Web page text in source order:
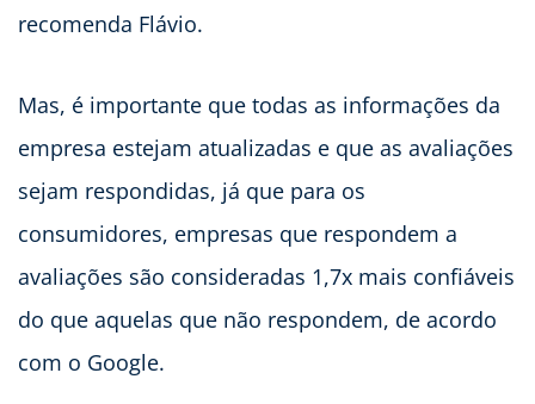
recomenda Flávio.
Mas, é importante que todas as informações da
empresa estejam atualizadas e que as avaliações
sejam respondidas, já que para os
consumidores, empresas que respondem a
avaliações são consideradas 1,7x mais confiáveis
do que aquelas que não respondem, de acordo
com o Google.